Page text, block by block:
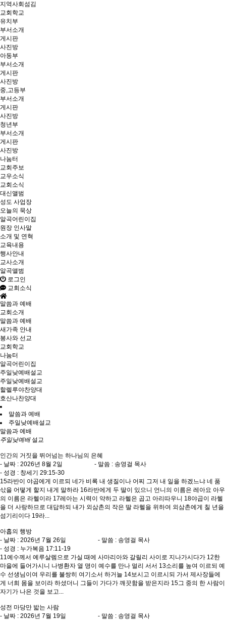
지역사회섬김
교회학교
유치부
부서소개
게시판
사진방
아동부
부서소개
게시판
사진방
중,고등부
부서소개
게시판
사진방
청년부
부서소개
게시판
사진방
나눔터
교회주보
교우소식
교회소식
대신앨범
성도 사업장
오늘의 묵상
알곡어린이집
원장 인사말
소개 및 연혁
교육내용
행사안내
교사소개
알곡앨범
로그인
교회소식
말씀과 예배
교회소개
말씀과 예배
새가족 안내
봉사와 선교
교회학교
나눔터
알곡어린이집
주일낮예배설교
주일낮예배설교
할렐루야찬양대
호산나찬양대
말씀과 예배
주일낮예배설교
말씀과 예배
주일낮예배설교
인간의 거짓을 뛰어넘는 하나님의 은혜
- 날짜 : 2026년 8월 2일 - 말씀 : 송영걸 목사
- 성경 : 창세기 29:15-30
15라반이 야곱에게 이르되 네가 비록 내 생질이나 어찌 그저 내 일을 하겠느냐 네 품
삯을 어떻게 할지 내게 말하라 16라반에게 두 딸이 있으니 언니의 이름은 레아요 아우
의 이름은 라헬이라 17레아는 시력이 약하고 라헬은 곱고 아리따우니 18야곱이 라헬
을 더 사랑하므로 대답하되 내가 외삼촌의 작은 딸 라헬을 위하여 외삼촌에게 칠 년을
섬기리이다 19라...
아홉의 행방
- 날짜 : 2026년 7월 26일 - 말씀 : 송영걸 목사
- 성경 : 누가복음 17:11-19
11예수께서 예루살렘으로 가실 때에 사마리아와 갈릴리 사이로 지나가시다가 12한
마을에 들어가시니 나병환자 열 명이 예수를 만나 멀리 서서 13소리를 높여 이르되 예
수 선생님이여 우리를 불쌍히 여기소서 하거늘 14보시고 이르시되 가서 제사장들에
게 너희 몸을 보이라 하셨더니 그들이 가다가 깨끗함을 받은지라 15그 중의 한 사람이
자기가 나은 것을 보고...
성전 마당만 밟는 사람
- 날짜 : 2026년 7월 19일 - 말씀 : 송영걸 목사